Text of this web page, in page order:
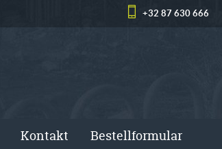
+32 87 630 666
Kontakt Bestellformular